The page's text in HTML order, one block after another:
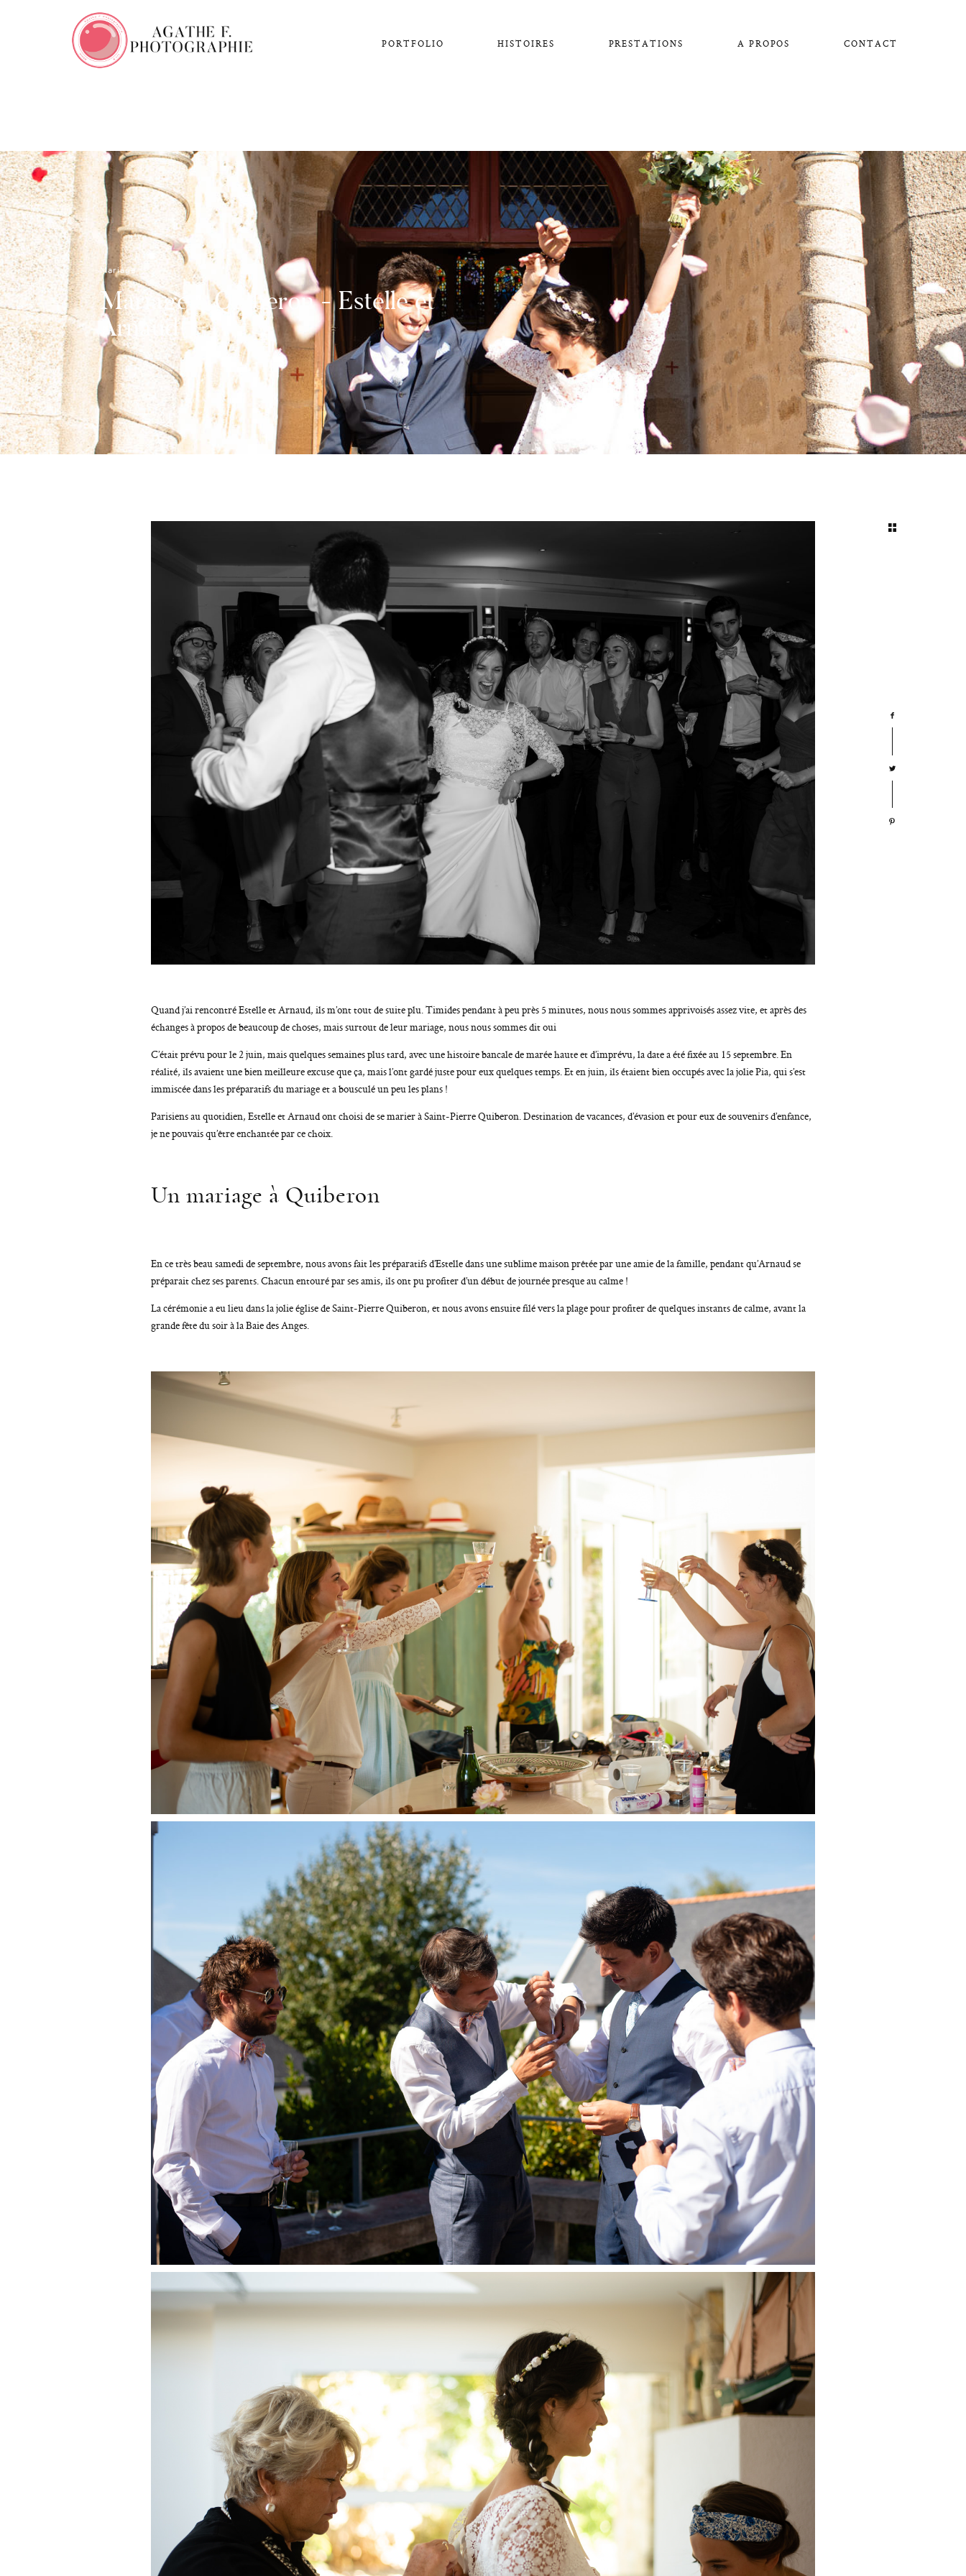
PORTFOLIO HISTOIRES PRESTATIONS A PROPOS CONTACT
Mariage
Mariage à Quiberon - Estelle et
Arnaud
Quand j’ai rencontré Estelle et Arnaud, ils m’ont tout de suite plu. Timides pendant à peu près 5 minutes, nous nous sommes apprivoisés assez vite, et après des
échanges à propos de beaucoup de choses, mais surtout de leur mariage, nous nous sommes dit oui
C’était prévu pour le 2 juin, mais quelques semaines plus tard, avec une histoire bancale de marée haute et d’imprévu, la date a été fixée au 15 septembre. En
réalité, ils avaient une bien meilleure excuse que ça, mais l’ont gardé juste pour eux quelques temps. Et en juin, ils étaient bien occupés avec la jolie Pia, qui s’est
immiscée dans les préparatifs du mariage et a bousculé un peu les plans !
Parisiens au quotidien, Estelle et Arnaud ont choisi de se marier à Saint-Pierre Quiberon. Destination de vacances, d’évasion et pour eux de souvenirs d’enfance,
je ne pouvais qu’être enchantée par ce choix.
Un mariage à Quiberon
En ce très beau samedi de septembre, nous avons fait les préparatifs d’Estelle dans une sublime maison prêtée par une amie de la famille, pendant qu’Arnaud se
préparait chez ses parents. Chacun entouré par ses amis, ils ont pu profiter d’un début de journée presque au calme !
La cérémonie a eu lieu dans la jolie église de Saint-Pierre Quiberon, et nous avons ensuite filé vers la plage pour profiter de quelques instants de calme, avant la
grande fête du soir à la Baie des Anges.